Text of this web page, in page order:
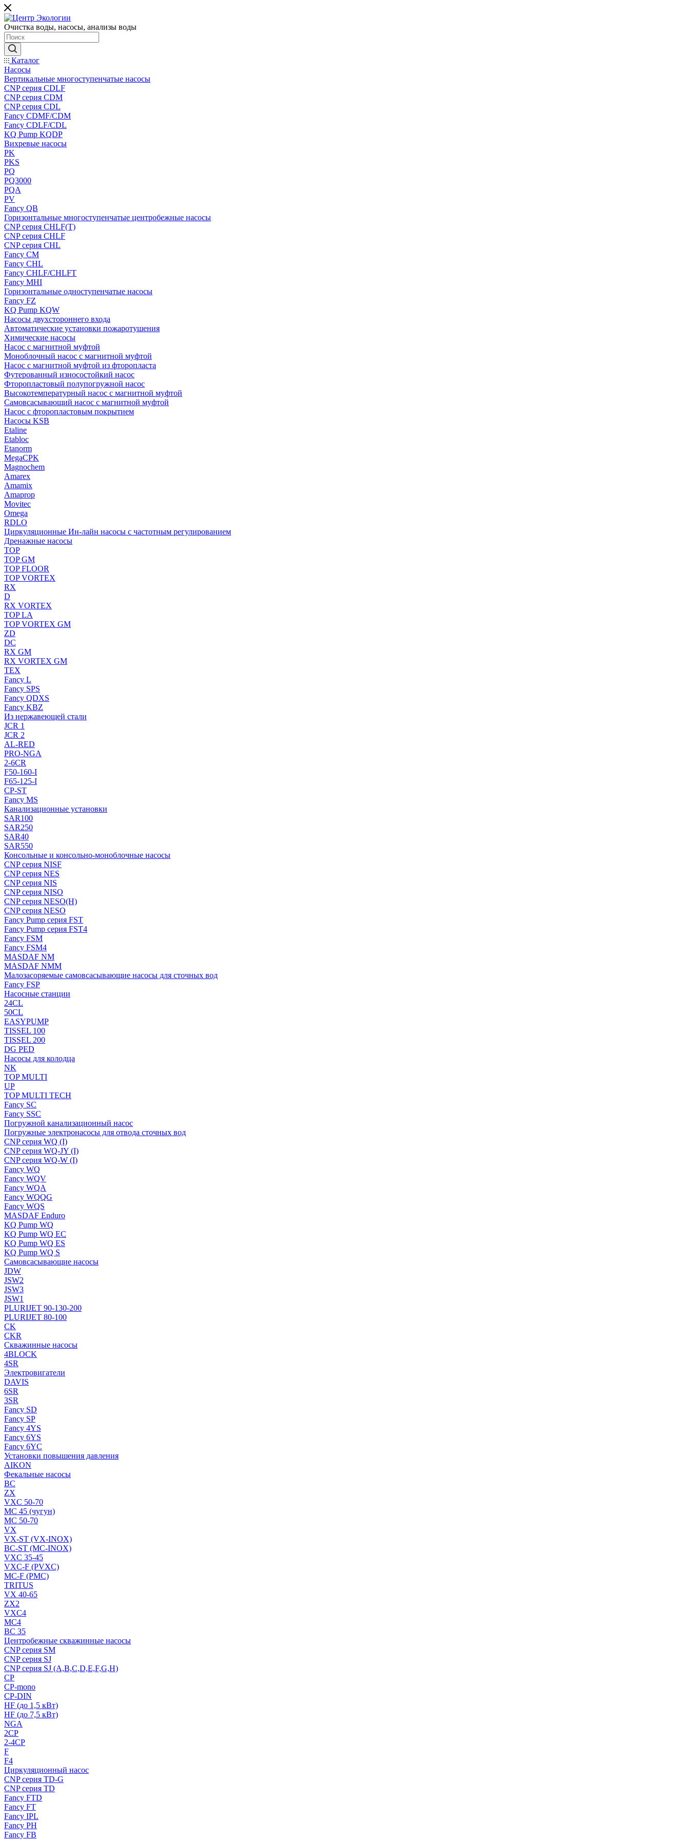
Очистка воды, насосы, анализы воды
Каталог
Насосы
Вертикальные многоступенчатые насосы
CNP серия CDLF
CNP серия CDM
CNP серия CDL
Fancy CDMF/CDM
Fancy CDLF/CDL
KQ Pump KQDP
Вихревые насосы
PK
PKS
PQ
PQ3000
PQA
PV
Fancy QB
Горизонтальные многоступенчатые центробежные насосы
CNP серия CHLF(T)
CNP серия CHLF
CNP серия CHL
Fancy CM
Fancy CHL
Fancy CHLF/CHLFT
Fancy MHI
Горизонтальные одноступенчатые насосы
Fancy FZ
KQ Pump KQW
Насосы двухстороннего входа
Автоматические установки пожаротушения
Химические насосы
Насос с магнитной муфтой
Моноблочный насос с магнитной муфтой
Насос с магнитной муфтой из фторопласта
Футерованный износостойкий насос
Фторопластовый полупогружной насос
Высокотемпературный насос с магнитной муфтой
Самовсасывающий насос с магнитной муфтой
Насос с фторопластовым покрытием
Насосы KSB
Etaline
Etabloc
Etanorm
MegaCPK
Magnochem
Amarex
Amamix
Amaprop
Movitec
Omega
RDLO
Циркуляционные Ин-лайн насосы с частотным регулированием
Дренажные насосы
TOP
TOP GM
TOP FLOOR
TOP VORTEX
RX
D
RX VORTEX
TOP LA
TOP VORTEX GM
ZD
DC
RX GM
RX VORTEX GM
TEX
Fancy L
Fancy SPS
Fancy QDXS
Fancy KBZ
Из нержавеющей стали
JCR 1
JCR 2
AL-RED
PRO-NGA
2-6CR
F50-160-I
F65-125-I
CP-ST
Fancy MS
Канализационные установки
SAR100
SAR250
SAR40
SAR550
Консольные и консольно-моноблочные насосы
CNP серия NISF
CNP серия NES
CNP серия NIS
CNP серия NISO
CNP серия NESO(H)
CNP серия NESO
Fancy Pump серия FST
Fancy Pump серия FST4
Fancy FSM
Fancy FSM4
MASDAF NM
MASDAF NMM
Малозасоряемые самовсасывающие насосы для сточных вод
Fancy FSP
Насосные станции
24CL
50CL
EASYPUMP
TISSEL 100
TISSEL 200
DG PED
Насосы для колодца
NK
TOP MULTI
UP
TOP MULTI TECH
Fancy SC
Fancy SSC
Погружной канализационный насос
Погружные электронасосы для отвода сточных вод
CNP серия WQ (I)
CNP серия WQ-JY (I)
CNP серия WQ-W (I)
Fancy WQ
Fancy WQV
Fancy WQA
Fancy WQQG
Fancy WQS
MASDAF Enduro
KQ Pump WQ
KQ Pump WQ EC
KQ Pump WQ ES
KQ Pump WQ S
Самовсасывающие насосы
JDW
JSW2
JSW3
JSW1
PLURIJET 90-130-200
PLURIJET 80-100
CK
CKR
Скважинные насосы
4BLOCK
4SR
Электровигатели
DAVIS
6SR
3SR
Fancy SD
Fancy SP
Fancy 4YS
Fancy 6YS
Fancy 6YC
Установки повышения давления
AIKON
Фекальные насосы
BC
ZX
VXC 50-70
MC 45 (чугун)
MC 50-70
VX
VX-ST (VX-INOX)
BC-ST (MC-INOX)
VXC 35-45
VXC-F (PVXC)
MC-F (PMC)
TRITUS
VX 40-65
ZX2
VXC4
MC4
BC 35
Центробежные скважинные насосы
CNP серия SM
CNP серия SJ
CNP серия SJ (A,B,C,D,E,F,G,H)
CP
CP-mono
CP-DIN
HF (до 1,5 кВт)
HF (до 7,5 кВт)
NGA
2CP
2-4CP
F
F4
Циркуляционный насос
CNP серия TD-G
CNP серия TD
Fancy FTD
Fancy FT
Fancy IPL
Fancy PH
Fancy FB